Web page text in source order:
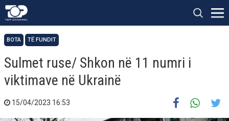
BOTA TË FUNDIT
Sulmet ruse/ Shkon në 11 numri i
viktimave në Ukrainë
15/04/2023 16:53